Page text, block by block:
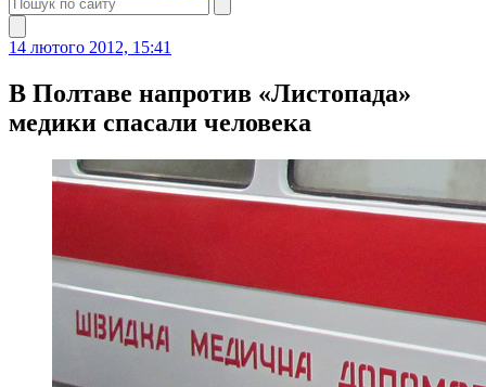
14 лютого 2012, 15:41
В Полтаве напротив «Листопада»
медики спасали человека